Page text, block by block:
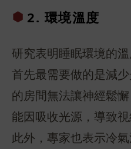
2. 環境溫度
研究表明睡眠環境的
首先最需要做的是減
的房間無法讓神經鬆
能因吸收光源，導致視
此外，專家也表示冷